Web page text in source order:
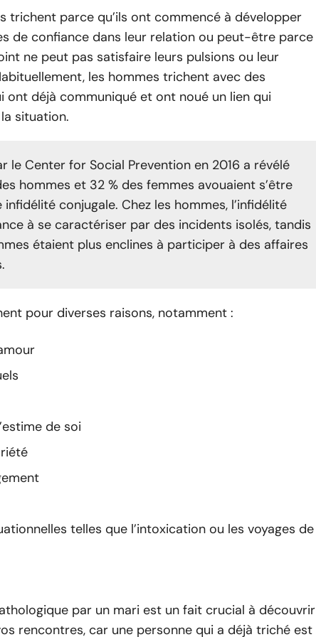
trichent parce qu’ils ont commencé à développer
de confiance dans leur relation ou peut-être parce
ne peut pas satisfaire leurs pulsions ou leur
les hommes trichent avec des
ont déjà communiqué et ont noué un lien qui
situation.
le Center for Social Prevention en 2016 a révélé
hommes et 32 % des femmes avouaient s’être
infidélité conjugale. Chez les hommes, l’infidélité
à se caractériser par des incidents isolés, tandis
étaient plus enclines à participer à des affaires
pour diverses raisons, notamment :
de soi
telles que l’intoxication ou les voyages de
par un mari est un fait crucial à découvrir
rencontres, car une personne qui a déjà triché est